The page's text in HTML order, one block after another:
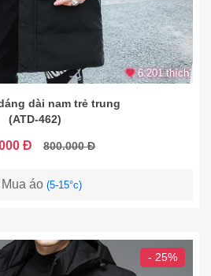
6.201 thích
dài nam trẻ trung
(ATD-462)
Đ 800.000 Đ
áo (5-15°c)
- 25%